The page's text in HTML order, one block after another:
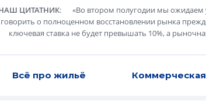
ЦИТАТНИК: «Во втором полугодии мы ожидаем
говорить о полноценном восстановлении рынка
ключевая ставка не будет превышать 10%, а
Всё про жильё